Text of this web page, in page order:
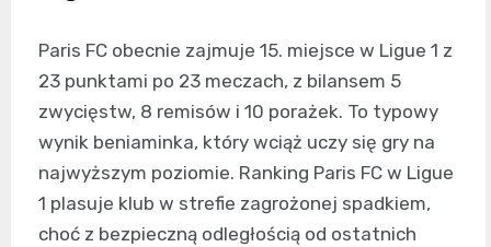
Paris FC obecnie zajmuje 15. miejsce w Ligue 1 z
23 punktami po 23 meczach, z bilansem 5
zwycięstw, 8 remisów i 10 porażek. To typowy
wynik beniaminka, który wciąż uczy się gry na
najwyższym poziomie. Ranking Paris FC w Ligue
1 plasuje klub w strefie zagrożonej spadkiem,
choć z bezpieczną odległością od ostatnich